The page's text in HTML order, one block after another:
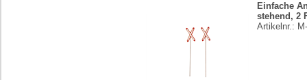
Einfache
stehend, 2
Artikelnr.: